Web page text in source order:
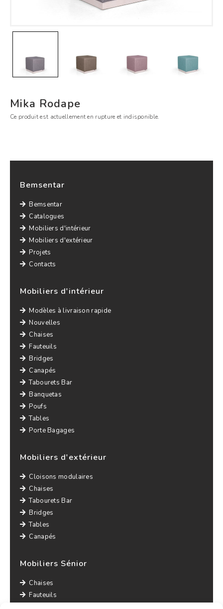
Mika Rodape
Ce produit est actuellement en rupture et indisponible.
Bemsentar
Bemsentar
Catalogues
Mobiliers d'intérieur
Mobiliers d'extérieur
Projets
Contacts
Mobiliers d'intérieur
Modèles à livraison rapide
Nouvelles
Chaises
Fauteuils
Bridges
Canapés
Tabourets Bar
Banquetas
Poufs
Tables
Porte Bagages
Mobiliers d'extérieur
Cloisons modulaires
Chaises
Tabourets Bar
Bridges
Tables
Canapés
Mobiliers Sénior
Chaises
Fauteuils